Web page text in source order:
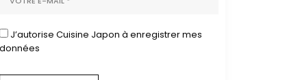
J’autorise Cuisine Japon à enregistrer mes
données